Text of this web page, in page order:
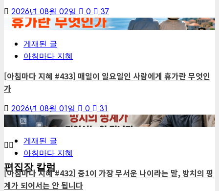
2026년 08월 02일 0
37
게재된 글
아침마다 지혜
[아침마다 지혜 #433] 매일이 일요일인 사람에게 휴가란 무엇인
가
2026년 08월 01일 0
31
게재된 글
아침마다 지혜
[아침마다 지혜 #432] 중1이 가장 무서운 나이라는 말, 방치의 핑
계가 되어서는 안 됩니다
편집장 칼럼